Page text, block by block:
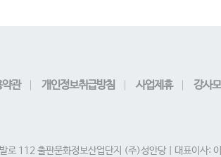
약관 개인정보취급방침 사업제휴 강사
로 112 출판문화정보산업단지 (주)성안당 | 대표이사: